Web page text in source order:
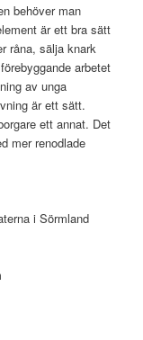
behöver man
är ett bra sätt
råna, sälja knark
arbetet
av unga
är ett sätt.
ett annat. Det
mer renodlade
i Sörmland